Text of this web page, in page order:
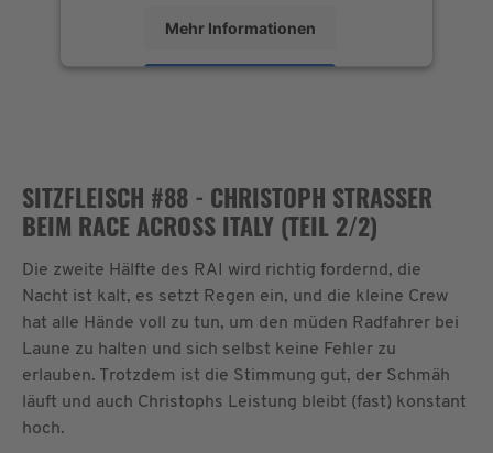
Mehr Informationen
SITZFLEISCH #88 - CHRISTOPH STRASSER
BEIM RACE ACROSS ITALY (TEIL 2/2)
Die zweite Hälfte des RAI wird richtig fordernd, die
Nacht ist kalt, es setzt Regen ein, und die kleine Crew
hat alle Hände voll zu tun, um den müden Radfahrer bei
Laune zu halten und sich selbst keine Fehler zu
erlauben. Trotzdem ist die Stimmung gut, der Schmäh
läuft und auch Christophs Leistung bleibt (fast) konstant
hoch.